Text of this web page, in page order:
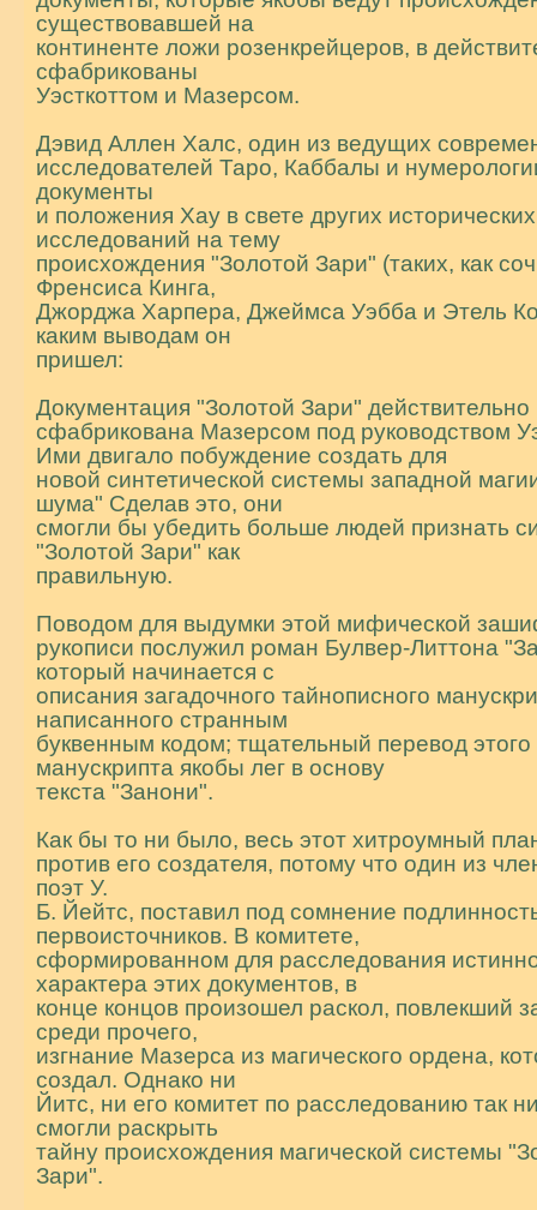
существовавшей на
континенте ложи pозенкрейцеров, в
сфабрикованы
Уэсткоттом и Мазерсом.
Дэвид Аллен Халс, один из ведущих
исследователей Таpо, Каббалы и
документы
и положения Хау в свете других исторических
исследований на тему
происхождения "Золотой Зари" (таких, как
Френсиса Кинга,
Джорджа Харпера, Джеймса Уэбба и Этель
каким выводам он
пришел:
Документация "Золотой Зари" действительно
сфабрикована Мазерсом под руководством
Ими двигало побуждение создать для
новой синтетической системы западной
шума" Сделав это, они
смогли бы убедить больше людей признать
"Золотой Зари" как
правильную.
Поводом для выдумки этой мифической
рукописи послужил роман Булвер-Литтона
который начинается с
описания загадочного тайнописного
написанного странным
буквенным кодом; тщательный перевод этого
манускрипта якобы лег в основу
текста "Занони".
Как бы то ни было, весь этот хитроумный
против его создателя, потому что один из
поэт У.
Б. Йейтс, поставил под сомнение
первоисточников. В комитете,
сформированном для расследования
характера этих документов, в
конце концов произошел раскол, повлекший
среди прочего,
изгнание Мазерса из магического ордена,
создал. Однако ни
Йитс, ни его комитет по расследованию так
смогли раскрыть
тайну происхождения магической системы
Зари".